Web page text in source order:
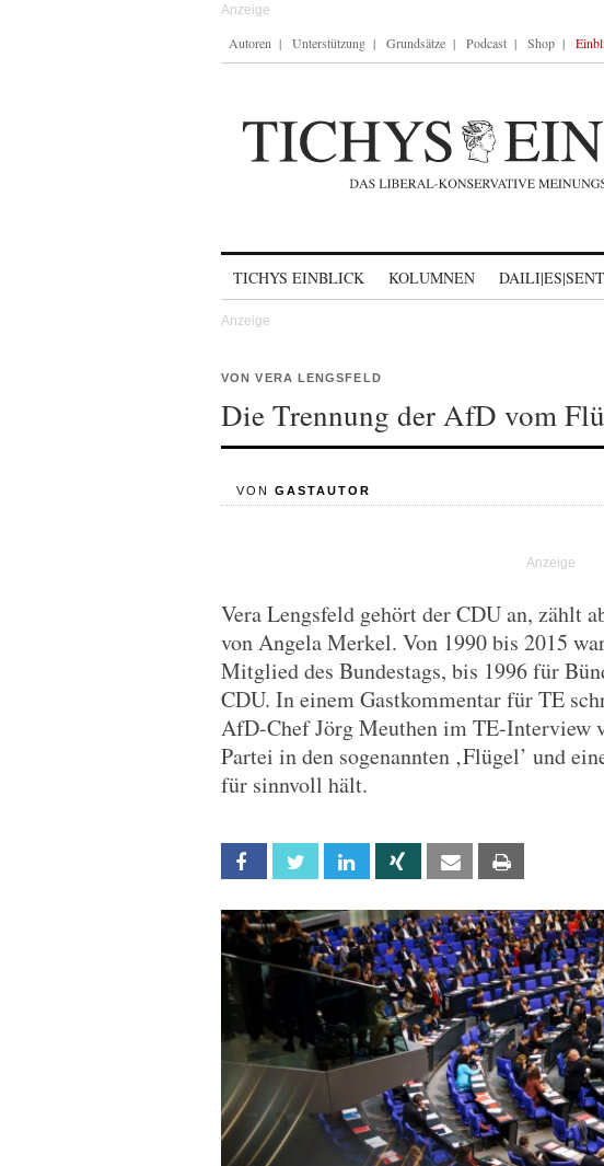
Autoren Unterstützung Grundsätze Podcast Shop
TICHYS EINBLICK KOLUMNEN
VON VERA LENGSFELD
Die Trennung der AfD vom
VON GASTAUTOR
Vera Lengsfeld gehört der CDU an, zählt
von Angela Merkel. Von 1990 bis 2015
Mitglied des Bundestags, bis 1996 für
CDU. In einem Gastkommentar für TE
AfD-Chef Jörg Meuthen im TE-Interview
Partei in den sogenannten ‚Flügel’ und
für sinnvoll hält.
Facebook Twitter Linkedin Xing Email